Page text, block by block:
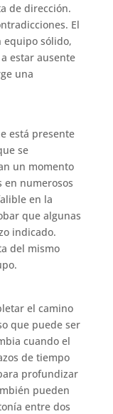
de dirección.
El
sólido,
estar ausente
una
está presente
se
un momento
en numerosos
en la
que algunas
indicado.
del mismo
el camino
que puede ser
cuando el
de tiempo
profundizar
pueden
entre dos